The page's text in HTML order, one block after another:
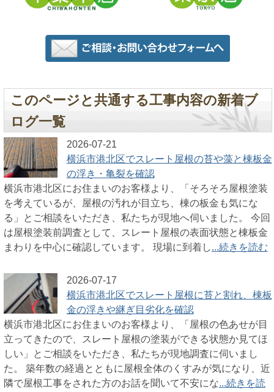
このページと共通する工事内容の新着ブ
ログ一覧
2026-07-21
横浜市港北区でスレート屋根の苔や藻と棟板金
の浮き・亀裂を確認
横浜市港北区にお住まいのお客様より、「そろそろ屋根塗装
を考えているが、屋根の汚れが目立ち、棟の板金も気にな
る」とご相談をいただき、私たちが現地へ伺いました。 今回
は屋根塗装前調査として、スレート屋根の表面状態と棟板金
まわりを中心に確認しています。 現場に到着し...続きを読む
2026-07-17
横浜市港北区でスレート屋根に苔と割れ、棟板
金の浮きや継ぎ目劣化を確認
横浜市港北区にお住まいのお客様より、「屋根の色あせが目
立ってきたので、スレート屋根の塗装ができる状態か見てほ
しい」とご相談をいただき、私たちが現地調査に伺いまし
た。 築年数の経過とともに屋根全体のくすみが気になり、近
隣で屋根工事をされた方のお話を聞いて不安にな...続きを読